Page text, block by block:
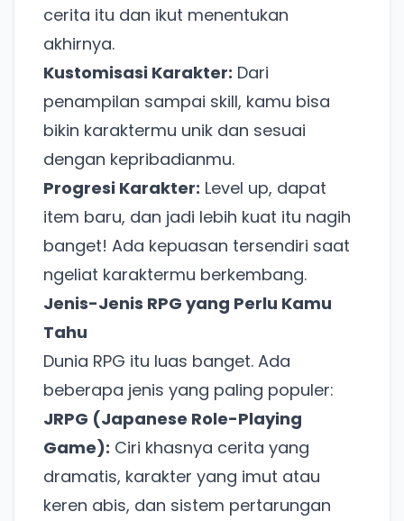
cerita itu dan ikut menentukan
akhirnya.
Kustomisasi Karakter: Dari
penampilan sampai skill, kamu bisa
bikin karaktermu unik dan sesuai
dengan kepribadianmu.
Progresi Karakter: Level up, dapat
item baru, dan jadi lebih kuat itu nagih
banget! Ada kepuasan tersendiri saat
ngeliat karaktermu berkembang.
Jenis-Jenis RPG yang Perlu Kamu
Tahu
Dunia RPG itu luas banget. Ada
beberapa jenis yang paling populer:
JRPG (Japanese Role-Playing
Game): Ciri khasnya cerita yang
dramatis, karakter yang imut atau
keren abis, dan sistem pertarungan